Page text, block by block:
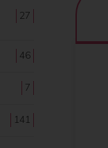
27
46
7
141